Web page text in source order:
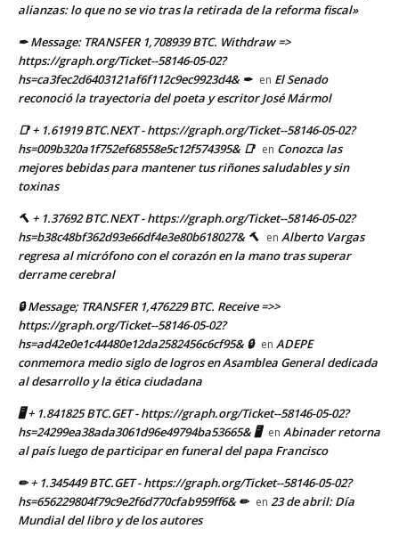
alianzas: lo que no se vio tras la retirada de la reforma fiscal»
✒ Message: TRANSFER 1,708939 BTC. Withdraw =>
https://graph.org/Ticket--58146-05-02?
hs=ca3fec2d6403121af6f112c9ec9923d4& ✒ en El Senado
reconoció la trayectoria del poeta y escritor José Mármol
📑 + 1.61919 BTC.NEXT - https://graph.org/Ticket--58146-05-02?
hs=009b320a1f752ef68558e5c12f574395& 📑 en Conozca las
mejores bebidas para mantener tus riñones saludables y sin
toxinas
🔨 + 1.37692 BTC.NEXT - https://graph.org/Ticket--58146-05-02?
hs=b38c48bf362d93e66df4e3e80b618027& 🔨 en Alberto Vargas
regresa al micrófono con el corazón en la mano tras superar
derrame cerebral
🔒 Message; TRANSFER 1,476229 BTC. Receive =>>
https://graph.org/Ticket--58146-05-02?
hs=ad42e0e1c44480e12da2582456c6cf95& 🔒 en ADEPE
conmemora medio siglo de logros en Asamblea General dedicada
al desarrollo y la ética ciudadana
🖥 + 1.841825 BTC.GET - https://graph.org/Ticket--58146-05-02?
hs=24299ea38ada3061d96e49794ba53665& 🖥 en Abinader retorna
al país luego de participar en funeral del papa Francisco
✏ + 1.345449 BTC.GET - https://graph.org/Ticket--58146-05-02?
hs=656229804f79c9e2f6d770cfab959ff6& ✏ en 23 de abril: Día
Mundial del libro y de los autores